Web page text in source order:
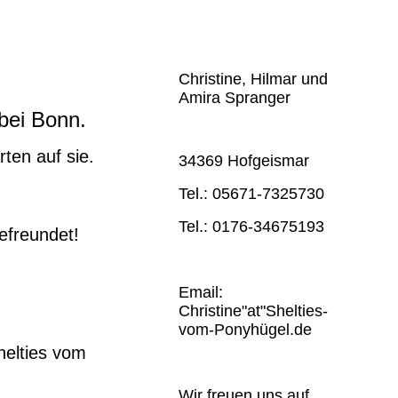
Bonn.
auf sie.
vom
Christine, Hilmar und
Amira Spranger
34369 Hofgeismar
Tel.: 05671-7325730
Tel.: 0176-34675193
Email:
Christine"at"Shelties-
vom-Ponyhügel.de